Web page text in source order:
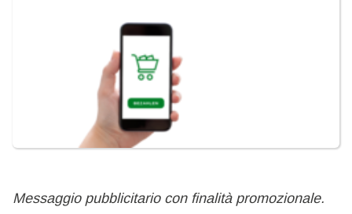
Messaggio pubblicitario con finalità promozionale.